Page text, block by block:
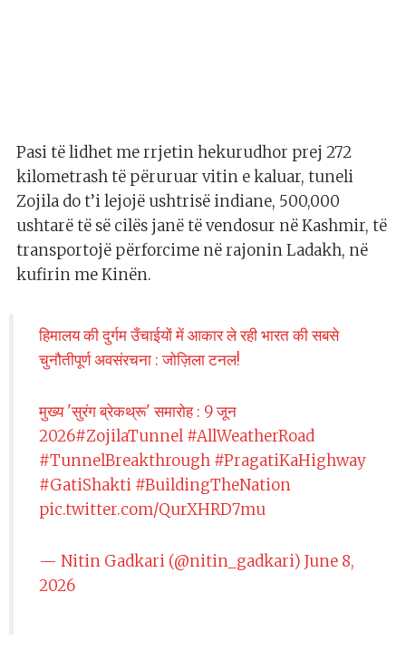
Pasi të lidhet me rrjetin hekurudhor prej 272
kilometrash të përuruar vitin e kaluar, tuneli
Zojila do t’i lejojë ushtrisë indiane, 500,000
ushtarë të së cilës janë të vendosur në Kashmir, të
transportojë përforcime në rajonin Ladakh, në
kufirin me Kinën.
हिमालय की दुर्गम उँचाईयों में आकार ले रही भारत की सबसे
चुनौतीपूर्ण अवसंरचना : जोज़िला टनल!
मुख्य 'सुरंग ब्रेकथ्रू' समारोह : 9 जून
2026#ZojilaTunnel #AllWeatherRoad
#TunnelBreakthrough #PragatiKaHighway
#GatiShakti #BuildingTheNation
pic.twitter.com/QurXHRD7mu
— Nitin Gadkari (@nitin_gadkari) June 8,
2026